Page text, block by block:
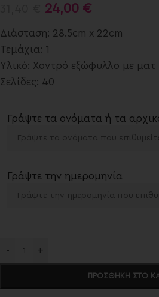
24,00 €
Διάσταση: 28.5cm x 22cm
Τεμάχια: 1
Υλικό: Χοντρό εξώφυλλο με ματ
Σελίδες: 40
Γράψτε τα ονόματα ή τα
Γράψτε την ημερομηνία
- +
ΠΡΟΣΘΉΚΗ ΣΤΟ